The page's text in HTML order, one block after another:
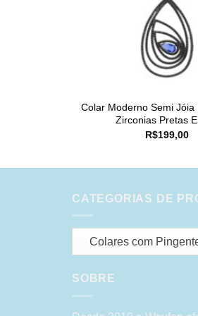
Colar Moderno Semi Jóia
Zirconias Pretas
R$199,00
CATEGORIAS DE
Colares com
SOBRE